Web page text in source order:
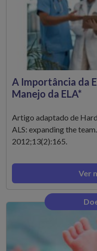
A Importância da
Manejo da ELA*
Artigo adaptado de
ALS: expanding the
2012;13(2):165.
Ver